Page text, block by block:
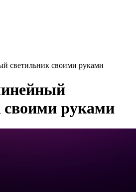
светильник своими руками
своими руками